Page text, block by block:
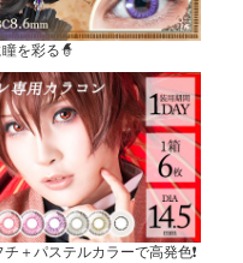
を彩る🧙
＋パステルカラーで高発色❗